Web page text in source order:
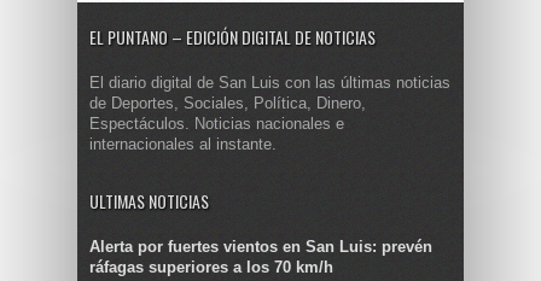
EL PUNTANO – EDICIÓN DIGITAL DE NOTICIAS
El diario digital de San Luis con las últimas noticias
de Deportes, Sociales, Política, Dinero,
Espectáculos. Noticias nacionales e
internacionales al instante.
ULTIMAS NOTICIAS
Alerta por fuertes vientos en San Luis: prevén
ráfagas superiores a los 70 km/h